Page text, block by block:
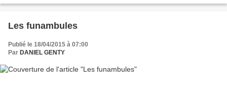
Les funambules
Publié le 18/04/2015 à 07:00
Par DANIEL GENTY